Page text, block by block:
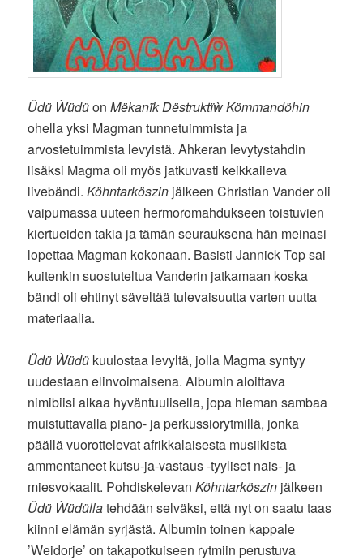
Üdü ẀüdüonMëkanïk Dëstruktïẁ Kömmandöhin
ohella yksi Magman tunnetuimmista ja
arvostetuimmista levyistä. Ahkeran levytystahdin
lisäksi Magma oli myös jatkuvasti keikkaileva
livebändi.Köhntarköszin jälkeen Christian Vander oli
vaipumassa uuteen hermoromahdukseen toistuvien
kiertueiden takia ja tämän seurauksena hän meinasi
lopettaa Magman kokonaan. Basisti Jannick Top sai
kuitenkin suostuteltua Vanderin jatkamaan koska
bändi oli ehtinyt säveltää tulevaisuutta varten uutta
materiaalia.
Üdü Ẁüdü kuulostaa levyltä, jolla Magma syntyy
uudestaan elinvoimaisena. Albumin aloittava
nimibiisi alkaa hyväntuulisella, jopa hieman sambaa
muistuttavalla piano- ja perkussiorytmillä, jonka
päällä vuorottelevat afrikkalaisesta musiikista
ammentaneet kutsu-ja-vastaus -tyyliset nais- ja
miesvokaalit. PohdiskelevanKöhntarköszin jälkeen
Üdü Ẁüdüllatehdään selväksi, että nyt on saatu taas
kiinni elämän syrjästä. Albumin toinen kappale
’Weidorje’ on takapotkuiseen rytmiin perustuva